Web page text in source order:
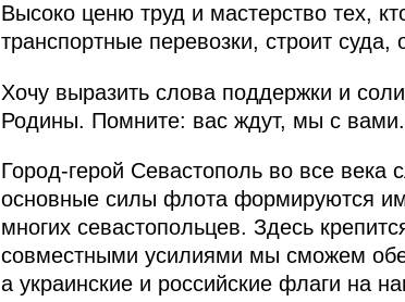
Высоко ценю труд и мастерство тех,
транспортные перевозки, строит
Хочу выразить слова поддержки и
Родины. Помните: вас ждут, мы с вами.
Город-герой Севастополь во все
основные силы флота формируются
многих севастопольцев. Здесь
совместными усилиями мы сможем
а украинские и российские флаги на